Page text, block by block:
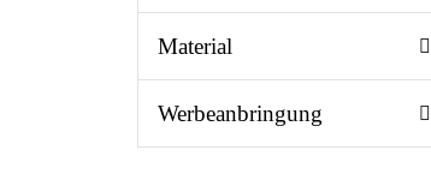
Material
Werbeanbringung